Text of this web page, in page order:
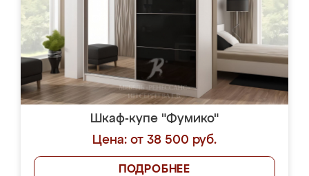
Шкаф-купе "Фумико"
Цена: от 38 500 руб.
ПОДРОБНЕЕ